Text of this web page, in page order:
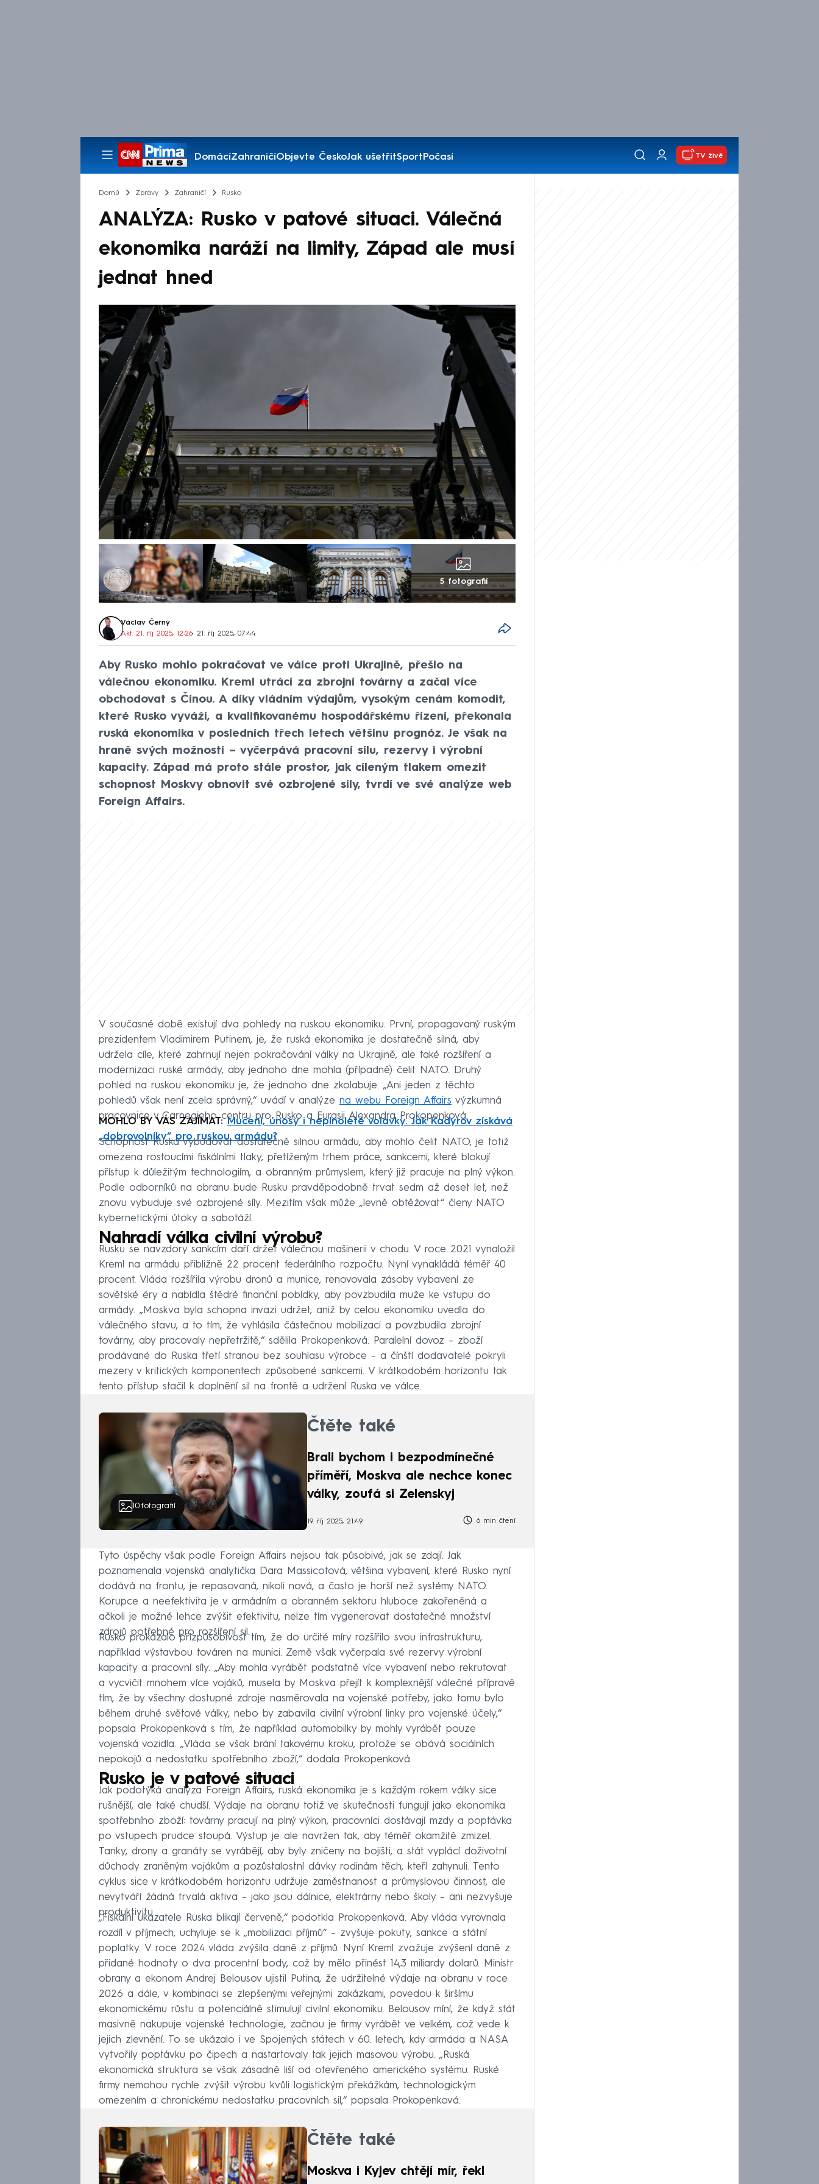
DomácíZahraničíObjevte ČeskoJak ušetřitSportPočasí
Pořady
TV živě
Domů Zprávy Zahraničí Rusko
ANALÝZA: Rusko v patové situaci. Válečná
ekonomika naráží na limity, Západ ale musí
jednat hned
5 fotografií
Václav Černý
Akt. 21. říj 2025, 12:26• 21. říj 2025, 07:44
Aby Rusko mohlo pokračovat ve válce proti Ukrajině, přešlo na
válečnou ekonomiku. Kreml utrácí za zbrojní továrny a začal více
obchodovat s Čínou. A díky vládním výdajům, vysokým cenám komodit,
které Rusko vyváží, a kvalifikovanému hospodářskému řízení, překonala
ruská ekonomika v posledních třech letech většinu prognóz. Je však na
hraně svých možností – vyčerpává pracovní sílu, rezervy i výrobní
kapacity. Západ má proto stále prostor, jak cíleným tlakem omezit
schopnost Moskvy obnovit své ozbrojené síly, tvrdí ve své analýze web
Foreign Affairs.
V současné době existují dva pohledy na ruskou ekonomiku. První, propagovaný ruským
prezidentem Vladimirem Putinem, je, že ruská ekonomika je dostatečně silná, aby
udržela cíle, které zahrnují nejen pokračování války na Ukrajině, ale také rozšíření a
modernizaci ruské armády, aby jednoho dne mohla (případně) čelit NATO. Druhý
pohled na ruskou ekonomiku je, že jednoho dne zkolabuje. „Ani jeden z těchto
pohledů však není zcela správný,“ uvádí v analýze na webu Foreign Affairs výzkumná
pracovnice v Carnegieho centru pro Rusko a Eurasii Alexandra Prokopenková.
MOHLO BY VÁS ZAJÍMAT:Mučení, únosy i neplnoleté volavky. Jak Kadyrov získává
„dobrovolníky“ pro ruskou armádu?
Schopnost Ruska vybudovat dostatečně silnou armádu, aby mohlo čelit NATO, je totiž
omezena rostoucími fiskálními tlaky, přetíženým trhem práce, sankcemi, které blokují
přístup k důležitým technologiím, a obranným průmyslem, který již pracuje na plný výkon.
Podle odborníků na obranu bude Rusku pravděpodobně trvat sedm až deset let, než
znovu vybuduje své ozbrojené síly. Mezitím však může „levně obtěžovat“ členy NATO
kybernetickými útoky a sabotáží.
Nahradí válka civilní výrobu?
Rusku se navzdory sankcím daří držet válečnou mašinerii v chodu. V roce 2021 vynaložil
Kreml na armádu přibližně 22 procent federálního rozpočtu. Nyní vynakládá téměř 40
procent. Vláda rozšířila výrobu dronů a munice, renovovala zásoby vybavení ze
sovětské éry a nabídla štědré finanční pobídky, aby povzbudila muže ke vstupu do
armády. „Moskva byla schopna invazi udržet, aniž by celou ekonomiku uvedla do
válečného stavu, a to tím, že vyhlásila částečnou mobilizaci a povzbudila zbrojní
továrny, aby pracovaly nepřetržitě,“ sdělila Prokopenková. Paralelní dovoz – zboží
prodávané do Ruska třetí stranou bez souhlasu výrobce – a čínští dodavatelé pokryli
mezery v kritických komponentech způsobené sankcemi. V krátkodobém horizontu tak
tento přístup stačil k doplnění sil na frontě a udržení Ruska ve válce.
10fotografií
Čtěte také
Brali bychom i bezpodmínečné
příměří, Moskva ale nechce konec
války, zoufá si Zelenskyj
19. říj 2025, 21:49 6 min čtení
Tyto úspěchy však podle Foreign Affairs nejsou tak působivé, jak se zdají. Jak
poznamenala vojenská analytička Dara Massicotová, většina vybavení, které Rusko nyní
dodává na frontu, je repasovaná, nikoli nová, a často je horší než systémy NATO.
Korupce a neefektivita je v armádním a obranném sektoru hluboce zakořeněná a
ačkoli je možné lehce zvýšit efektivitu, nelze tím vygenerovat dostatečné množství
zdrojů potřebné pro rozšíření sil.
Rusko prokázalo přizpůsobivost tím, že do určité míry rozšířilo svou infrastrukturu,
například výstavbou továren na munici. Země však vyčerpala své rezervy výrobní
kapacity a pracovní síly. „Aby mohla vyrábět podstatně více vybavení nebo rekrutovat
a vycvičit mnohem více vojáků, musela by Moskva přejít k komplexnější válečné přípravě
tím, že by všechny dostupné zdroje nasměrovala na vojenské potřeby, jako tomu bylo
během druhé světové války, nebo by zabavila civilní výrobní linky pro vojenské účely,“
popsala Prokopenková s tím, že například automobilky by mohly vyrábět pouze
vojenská vozidla. „Vláda se však brání takovému kroku, protože se obává sociálních
nepokojů a nedostatku spotřebního zboží,“ dodala Prokopenková.
Rusko je v patové situaci
Jak podotýká analýza Foreign Affairs, ruská ekonomika je s každým rokem války sice
rušnější, ale také chudší. Výdaje na obranu totiž ve skutečnosti fungují jako ekonomika
spotřebního zboží: továrny pracují na plný výkon, pracovníci dostávají mzdy a poptávka
po vstupech prudce stoupá. Výstup je ale navržen tak, aby téměř okamžitě zmizel.
Tanky, drony a granáty se vyrábějí, aby byly zničeny na bojišti, a stát vyplácí doživotní
důchody zraněným vojákům a pozůstalostní dávky rodinám těch, kteří zahynuli. Tento
cyklus sice v krátkodobém horizontu udržuje zaměstnanost a průmyslovou činnost, ale
nevytváří žádná trvalá aktiva – jako jsou dálnice, elektrárny nebo školy – ani nezvyšuje
produktivitu.
„Fiskální ukazatele Ruska blikají červeně,“ podotkla Prokopenková. Aby vláda vyrovnala
rozdíl v příjmech, uchyluje se k „mobilizaci příjmů“ – zvyšuje pokuty, sankce a státní
poplatky. V roce 2024 vláda zvýšila daně z příjmů. Nyní Kreml zvažuje zvýšení daně z
přidané hodnoty o dva procentní body, což by mělo přinést 14,3 miliardy dolarů. Ministr
obrany a ekonom Andrej Belousov ujistil Putina, že udržitelné výdaje na obranu v roce
2026 a dále, v kombinaci se zlepšenými veřejnými zakázkami, povedou k širšímu
ekonomickému růstu a potenciálně stimulují civilní ekonomiku. Belousov míní, že když stát
masivně nakupuje vojenské technologie, začnou je firmy vyrábět ve velkém, což vede k
jejich zlevnění. To se ukázalo i ve Spojených státech v 60. letech, kdy armáda a NASA
vytvořily poptávku po čipech a nastartovaly tak jejich masovou výrobu. „Ruská
ekonomická struktura se však zásadně liší od otevřeného amerického systému. Ruské
firmy nemohou rychle zvýšit výrobu kvůli logistickým překážkám, technologickým
omezením a chronickému nedostatku pracovních sil,“ popsala Prokopenková.
Čtěte také
Moskva i Kyjev chtějí mír, řekl